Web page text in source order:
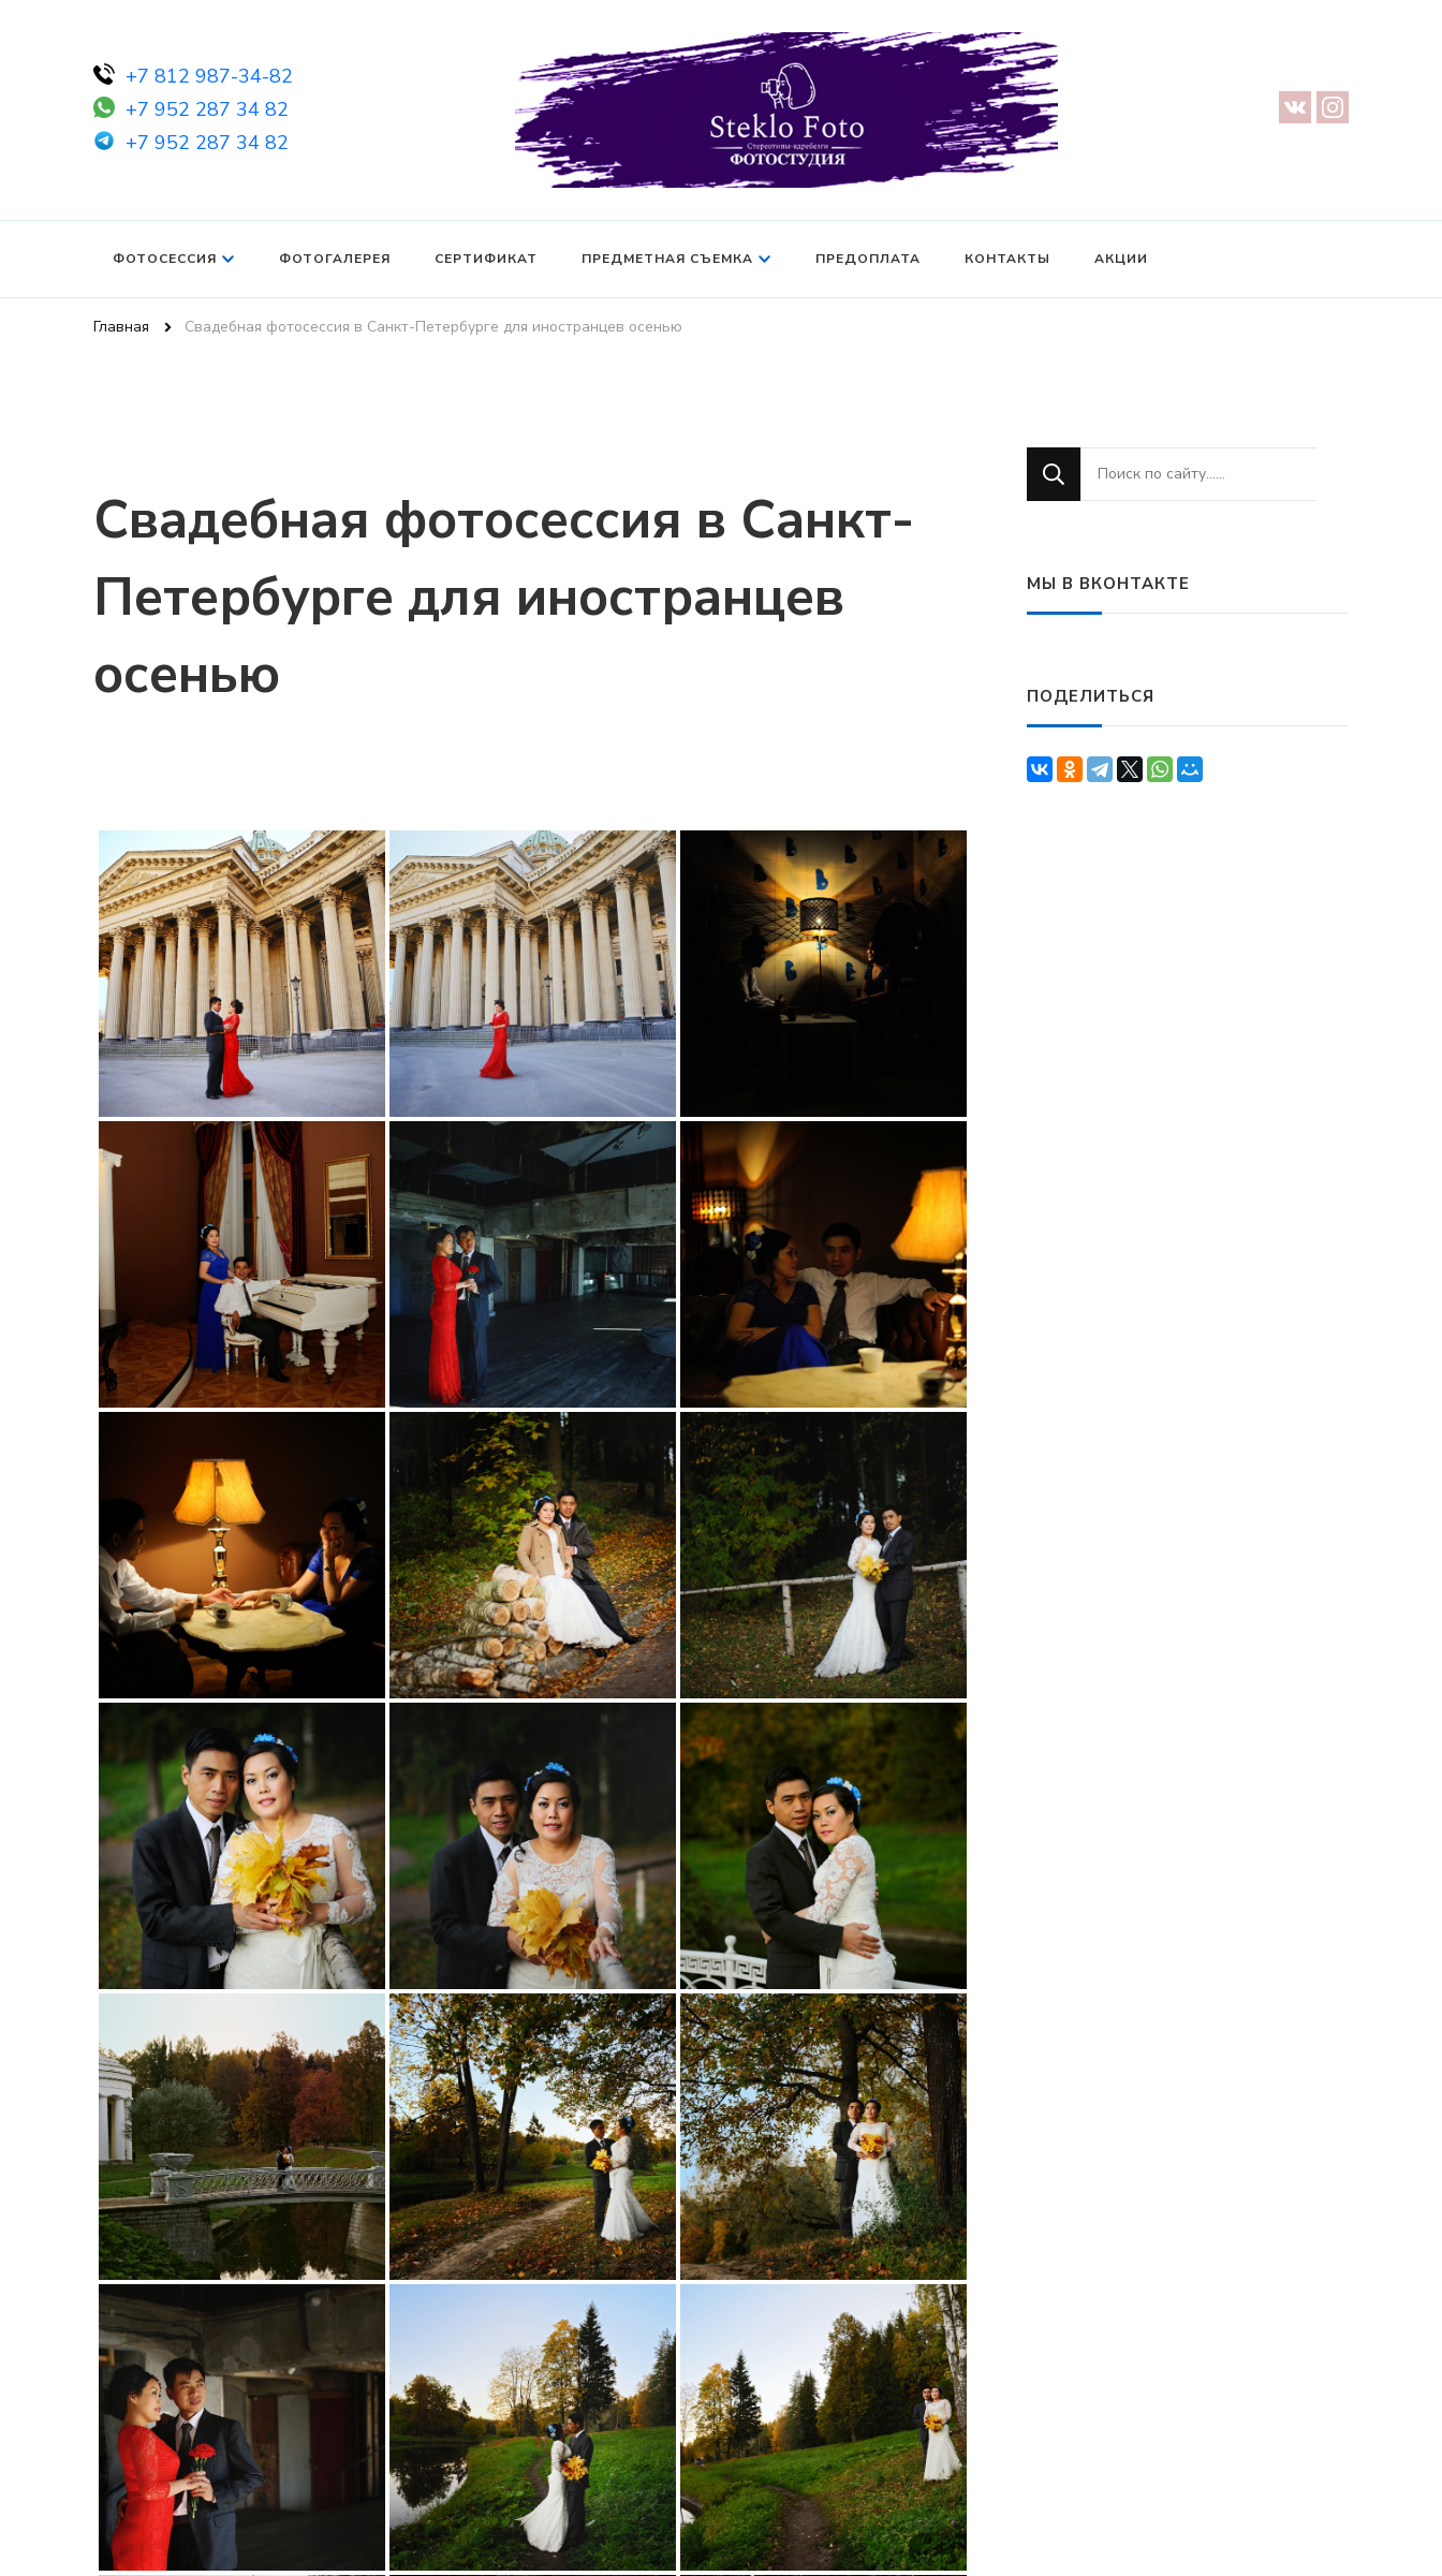
+7 812 987-34-82
+7 952 287 34 82
+7 952 287 34 82
манекен — Сертификат на фотосессию
ФОТОСЕССИЯ ФОТОГАЛЕРЕЯ СЕРТИФИКАТ ПРЕДМЕТНАЯ СЪЕМКА ПРЕДОПЛАТА КОНТАКТЫ АКЦИИ
Главная Свадебная фотосессия в Санкт-Петербурге для иностранцев осенью
Свадебная фотосессия в Санкт-
Петербурге для иностранцев
осенью
Ищите
что-
МЫ В ВКОНТАКТЕ
ПОДЕЛИТЬСЯ